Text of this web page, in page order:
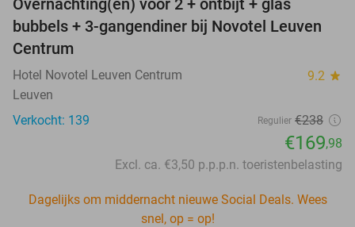
bubbels + 3-gangendiner bij Novotel Leuven
Centrum
Hotel Novotel Leuven Centrum 9.2 star
Leuven
Verkocht: 139
Regulier €238
€169,98
Excl. ca. €3,50 p.p.p.n. toeristenbelasting
Dagelijks om middernacht nieuwe Social Deals. Wees
snel, op = op!